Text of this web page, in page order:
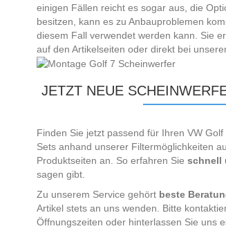
einigen Fällen reicht es sogar aus, die
besitzen, kann es zu Anbauproblemen
diesem Fall verwendet werden kann. Sie
auf den Artikelseiten oder direkt bei
JETZT NEUE
Finden Sie jetzt passend für Ihren VW
Sets anhand unserer Filtermöglichkeiten
Produktseiten an. So erfahren Sieschnell
sagen gibt.
Zu unserem Service gehört beste
Artikel stets an uns wenden. Bitte
Öffnungszeiten oder hinterlassen Sie uns